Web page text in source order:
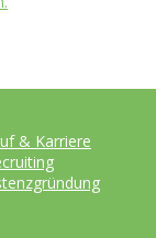
& Karriere